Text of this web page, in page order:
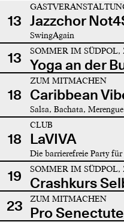
13 Jazzchor
SwingAgain
13 SOMMER IM
Yoga an der
18
ZUM MITMACHEN
Caribbean
Salsa, Bachata, Merengue
18
CLUB
LaVIVA
Die barrierefreie Party für
19 SOMMER IM
Crashkurs
23
ZUM MITMACHEN
Pro